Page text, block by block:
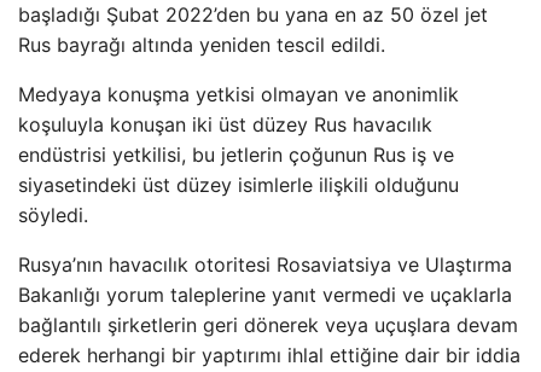
başladığı Şubat 2022’den bu yana en az 50 özel jet
Rus bayrağı altında yeniden tescil edildi.
Medyaya konuşma yetkisi olmayan ve anonimlik
koşuluyla konuşan iki üst düzey Rus havacılık
endüstrisi yetkilisi, bu jetlerin çoğunun Rus iş ve
siyasetindeki üst düzey isimlerle ilişkili olduğunu
söyledi.
Rusya’nın havacılık otoritesi Rosaviatsiya ve Ulaştırma
Bakanlığı yorum taleplerine yanıt vermedi ve uçaklarla
bağlantılı şirketlerin geri dönerek veya uçuşlara devam
ederek herhangi bir yaptırımı ihlal ettiğine dair bir iddia